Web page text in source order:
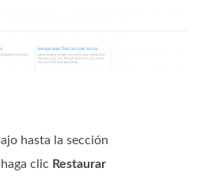
hasta la sección
clic Restaurar